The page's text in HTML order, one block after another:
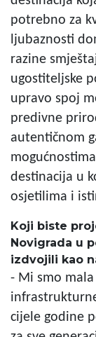
potrebno za
ljubaznosti
razine
ugostiteljske
upravo spoj
predivne
autentičnom
destinacija u
osjetilima i
Koji biste
Novigrada u
izdvojili kao
- Mi smo
cijele godine